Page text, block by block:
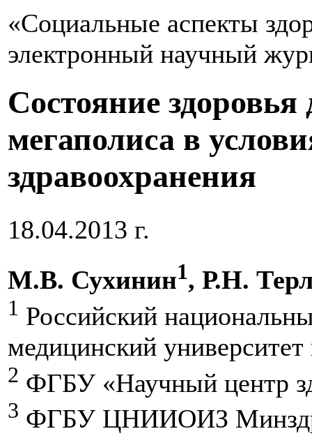
«Социальные аспекты
электронный научный
Состояние здоровья
мегаполиса в
здравоохранения
18.04.2013 г.
М.В. Сухинин1, Р.Н.
1 Российский
медицинский
2 ФГБУ «Научный центр
3 ФГБУ ЦНИИОИЗ